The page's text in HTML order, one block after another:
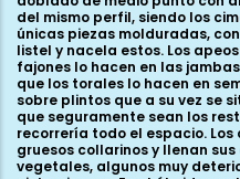
del mismo perfil, siendo los
únicas piezas molduradas,
listel y nacela estos. Los
fajones lo hacen en las
que los torales lo hacen en
sobre plintos que a su vez se
que seguramente sean los
recorrería todo el espacio.
gruesos collarinos y llenan
vegetales, algunos muy